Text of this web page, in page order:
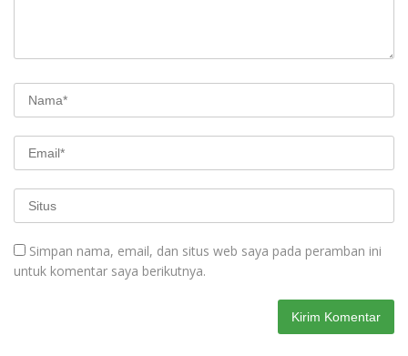
Simpan nama, email, dan situs web saya pada peramban ini
untuk komentar saya berikutnya.